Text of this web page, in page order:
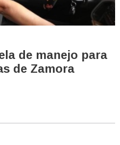
de manejo para
de Zamora